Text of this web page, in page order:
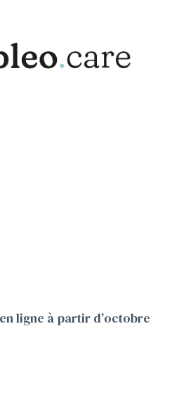
ligne à partir d’octobre